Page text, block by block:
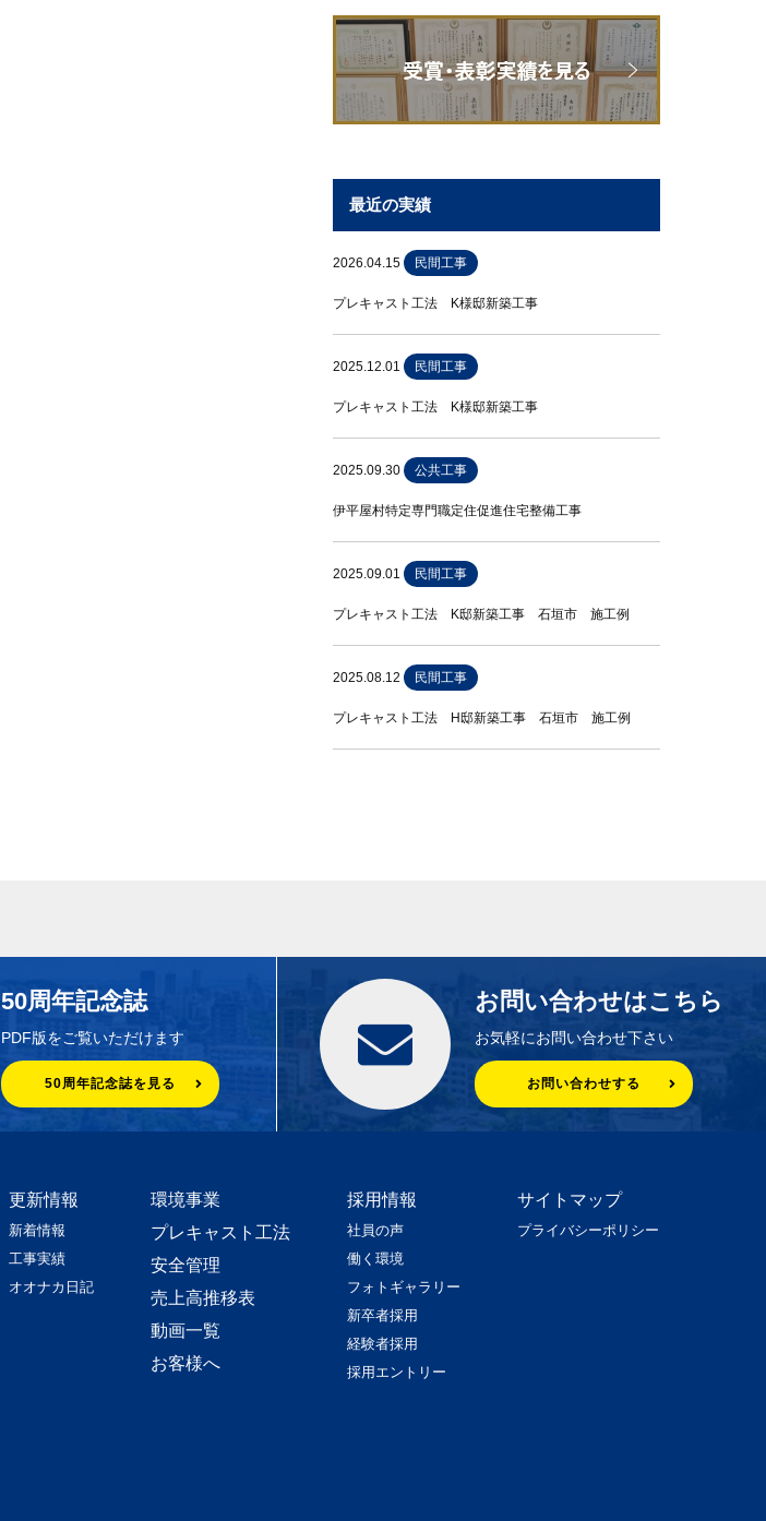
最近の実績
2026.04.15 民間工事
プレキャスト工法 K様邸新築工事
2025.12.01 民間工事
プレキャスト工法 K様邸新築工事
2025.09.30 公共工事
伊平屋村特定専門職定住促進住宅整備工事
2025.09.01 民間工事
プレキャスト工法 K邸新築工事 石垣市 施工例
2025.08.12 民間工事
プレキャスト工法 H邸新築工事 石垣市 施工例
50周年記念誌
PDF版をご覧いただけます
50周年記念誌を見る
お問い合わせはこちら
お気軽にお問い合わせ下さい
お問い合わせする
更新情報
新着情報
工事実績
オオナカ日記
環境事業
プレキャスト工法
安全管理
売上高推移表
動画一覧
お客様へ
採用情報
社員の声
働く環境
フォトギャラリー
新卒者採用
経験者採用
採用エントリー
サイトマップ
プライバシーポリシー